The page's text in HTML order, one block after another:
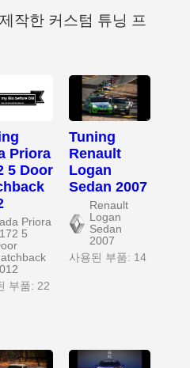
작한 커스텀 튜닝 프
Priora
5 Door
Priora
5
부품: 22
Tuning
Renault
Logan
Sedan 2007
Renault
Logan
Sedan
2007
사용된 부품: 14